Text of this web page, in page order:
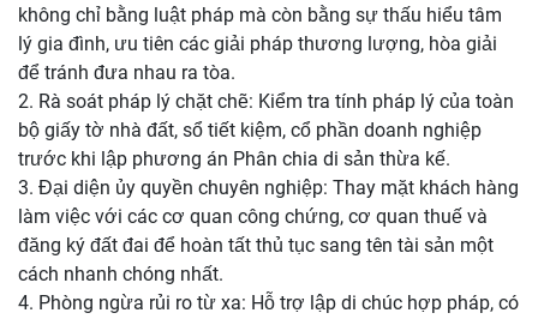
không chỉ bằng luật pháp mà còn bằng sự thấu hiểu tâm
lý gia đình, ưu tiên các giải pháp thương lượng, hòa giải
để tránh đưa nhau ra tòa.
2. Rà soát pháp lý chặt chẽ: Kiểm tra tính pháp lý của toàn
bộ giấy tờ nhà đất, sổ tiết kiệm, cổ phần doanh nghiệp
trước khi lập phương án Phân chia di sản thừa kế.
3. Đại diện ủy quyền chuyên nghiệp: Thay mặt khách hàng
làm việc với các cơ quan công chứng, cơ quan thuế và
đăng ký đất đai để hoàn tất thủ tục sang tên tài sản một
cách nhanh chóng nhất.
4. Phòng ngừa rủi ro từ xa: Hỗ trợ lập di chúc hợp pháp, có